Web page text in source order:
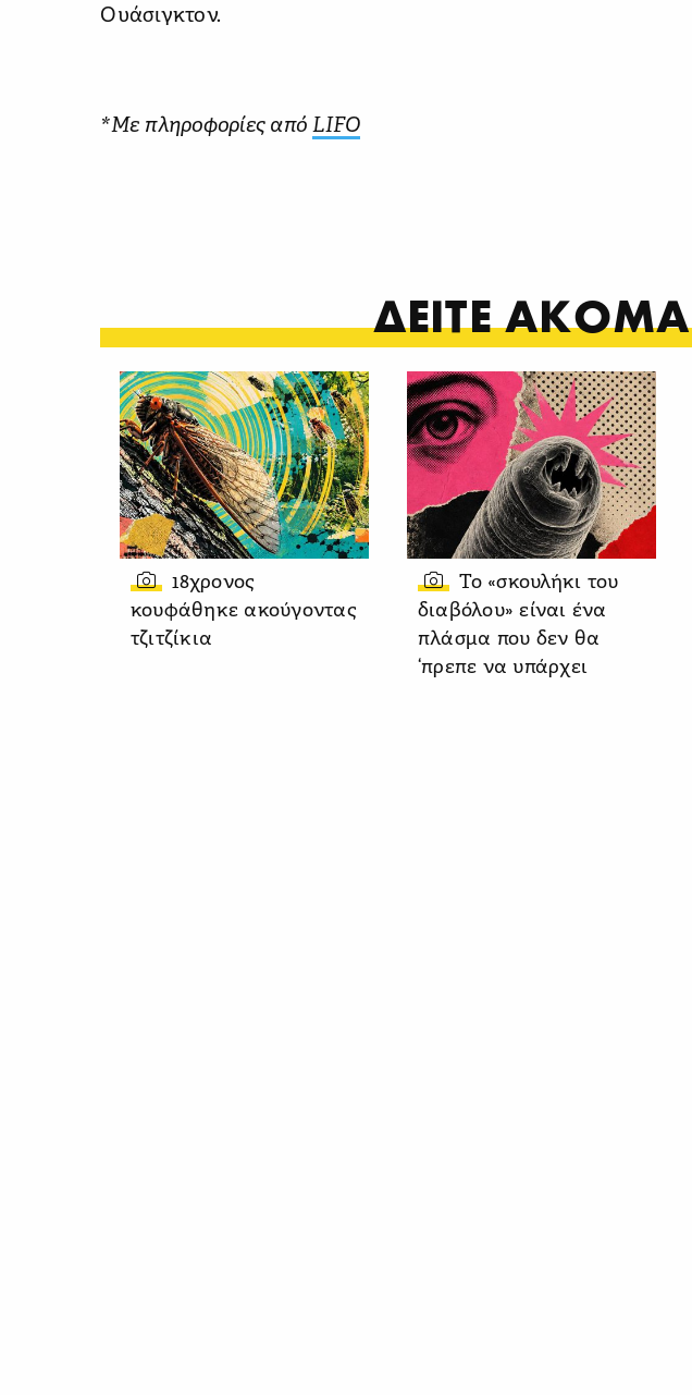
Ουάσιγκτον.
*Με πληροφορίες απόLIFO
ΔΕΙΤΕ ΑΚΟΜΑ
18χρονος
κουφάθηκε ακούγοντας
τζιτζίκια
Το «σκουλήκι του
διαβόλου» είναι ένα
πλάσμα που δεν θα
‘πρεπε να υπάρχει